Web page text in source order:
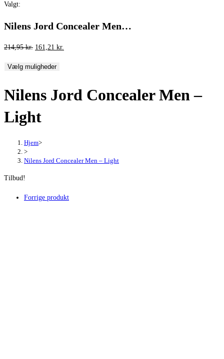
Valgt:
Nilens Jord Concealer Men…
214,95kr. Den
pris
214,95 kr..
161,21 kr.
161,21 kr..
Vælg muligheder
Nilens Jord Concealer Men –
Light
Hjem>
>
Nilens Jord Concealer Men – Light
Tilbud!
Forrige produkt